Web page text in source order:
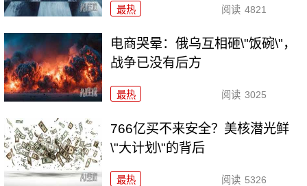
最热 阅读 4821
电商哭晕：俄乌互相砸\"饭碗\"，
战争已没有后方
最热 阅读 3025
766亿买不来安全？美核潜光鲜
\"大计划\"的背后
最热 阅读 5326